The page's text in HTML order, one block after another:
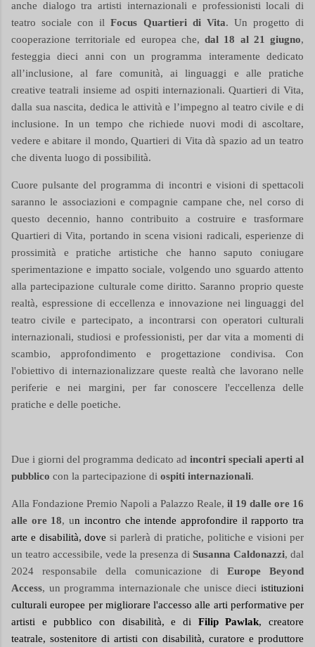
anche dialogo tra artisti internazionali e professionisti locali di
teatro sociale con ilFocus Quartieri di Vita. Un progettodi
cooperazione territoriale ed europea che,dal 18 al 21 giugno,
festeggia dieci anni con un programma interamente dedicato
all’inclusione, al fare comunità, ai linguaggi e alle pratiche
creative teatrali insieme ad ospiti internazionali. Quartieri di Vita,
dalla sua nascita, dedica le attività e l’impegno al teatro civile e di
inclusione. In un tempo che richiede nuovi modi di ascoltare,
vedere e abitare il mondo, Quartieri di Vita dà spazio ad un teatro
che diventa luogo di possibilità.
Cuore pulsante del programma di incontri e visioni di spettacoli
saranno le associazioni e compagnie campane che, nel corso di
questo decennio, hanno contribuito a costruire e trasformare
Quartieri di Vita, portando in scena visioni radicali, esperienze di
prossimità e pratiche artistiche che hanno saputo coniugare
sperimentazione e impatto sociale, volgendo uno sguardo attento
alla partecipazione culturale come diritto. Saranno proprio queste
realtà, espressione di eccellenza e innovazione nei linguaggi del
teatro civile e partecipato, a incontrarsi con operatori culturali
internazionali, studiosi e professionisti, per dar vita a momenti di
scambio, approfondimento e progettazione condivisa. Con
l'obiettivo di internazionalizzare queste realtà che lavorano nelle
periferie e nei margini, per far conoscere l'eccellenza delle
pratiche e delle poetiche.
Due i giorni del programma dedicato ad incontri speciali aperti al
pubblico con la partecipazione di ospiti internazionali.
Alla Fondazione Premio Napoli a Palazzo Reale, il 19 dalle ore 16
alle ore 18, un incontro che intende approfondire il rapporto tra
arte e disabilità, dove si parlerà di pratiche, politiche e visioni per
un teatro accessibile, vede la presenza di Susanna Caldonazzi, dal
2024 responsabile della comunicazione di Europe Beyond
Access, un programma internazionale che unisce dieci istituzioni
culturali europee per migliorare l'accesso alle arti performative per
artisti e pubblico con disabilità, e di Filip Pawlak, creatore
teatrale, sostenitore di artisti con disabilità, curatore e produttore